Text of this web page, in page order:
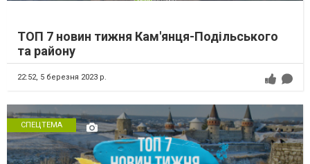
ТОП 7 новин тижня Кам'янця-Подільського
та району
22:52, 5 березня 2023 р.
СПЕЦТЕМА